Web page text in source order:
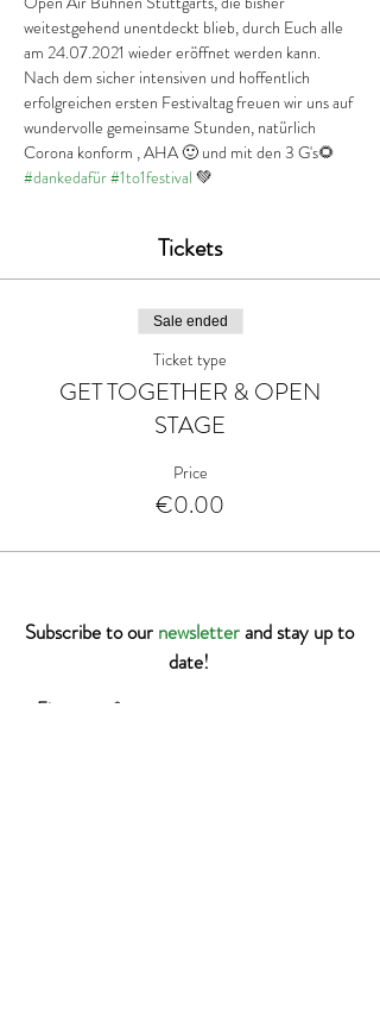
weitestgehend unentdeckt blieb, durch Euch alle
am 24.07.2021 wieder eröffnet werden kann.
Nach dem sicher intensiven und hoffentlich
erfolgreichen ersten Festivaltag freuen wir uns auf
wundervolle gemeinsame Stunden, natürlich
Corona konform , AHA 🙂 und mit den 3 G's🌻
#dankedafür#1to1festival 💚
Tickets
Sale ended
Ticket type
GET TOGETHER & OPEN
STAGE
Price
€0.00
Subscribe to our newsletterand stay up to
date!